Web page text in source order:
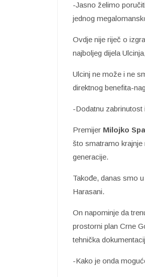
-Jasno želimo
jednog
Ovdje nije riječ o
najboljeg dijela
Ulcinj ne može i ne
direktnog benefita-
-Dodatnu
Premijer Milojko
što smatramo krajnje
generacije.
Takođe, danas smo
Harasani.
On napominje da
prostorni plan Crne
tehnička
-Kako je onda